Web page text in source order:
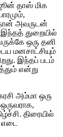
தாஸ் மிக
அவருடன்
துறையில்
ஒரு தனி
மனசாட்சியும்
இந்தப் படம்
என்று
அம்மா ஒரு
திரையில்